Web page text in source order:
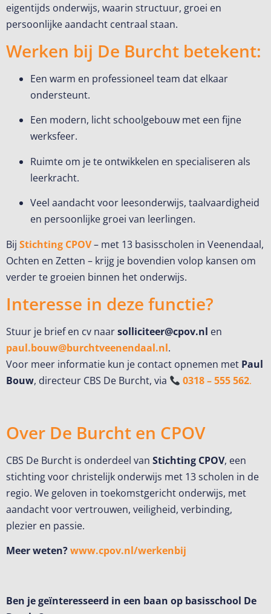
eigentijds onderwijs, waarin structuur, groei en
persoonlijke aandacht centraal staan.
Werken bij De Burcht betekent:
Een warm en professioneel team dat elkaar
ondersteunt.
Een modern, licht schoolgebouw met een fijne
werksfeer.
Ruimte om je te ontwikkelen en specialiseren als
leerkracht.
Veel aandacht voor leesonderwijs, taalvaardigheid
en persoonlijke groei van leerlingen.
Bij Stichting CPOV– met 13 basisscholen in Veenendaal,
Ochten en Zetten – krijg je bovendien volop kansen om
verder te groeien binnen het onderwijs.
Interesse in deze functie?
Stuur je brief en cv naarsolliciteer@cpov.nl en
paul.bouw@burchtveenendaal.nl.
Voor meer informatie kun je contact opnemen met Paul
Bouw, directeur CBS De Burcht, via 0318 – 555 562.
Over De Burcht en CPOV
CBS De Burcht is onderdeel van Stichting CPOV, een
stichting voor christelijk onderwijs met 13 scholen in de
regio. We geloven in toekomstgericht onderwijs, met
aandacht voor vertrouwen, veiligheid, verbinding,
plezier en passie.
Meer weten?www.cpov.nl/werkenbij
Ben je geïnteresseerd in een baan op basisschool De